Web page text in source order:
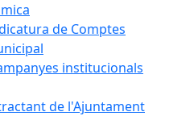
de Comptes
institucionals
de l'Ajuntament